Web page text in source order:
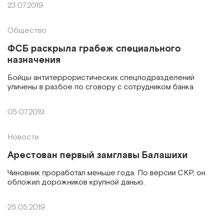
23.07.2019
Общество
ФСБ раскрыла грабеж специального
назначения
Бойцы антитеррористических спецподразделений
уличены в разбое по сговору с сотрудником банка
05.07.2019
Новости
Арестован первый замглавы Балашихи
Чиновник проработал меньше года. По версии СКР, он
обложил дорожников крупной данью.
25.05.2019